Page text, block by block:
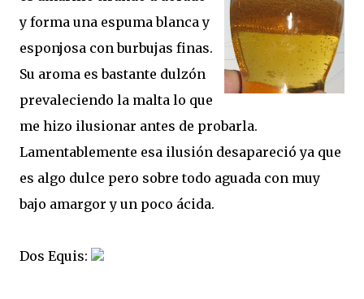
y forma una espuma blanca y
esponjosa con burbujas finas.
Su aroma es bastante dulzón
prevaleciendo la malta lo que
me hizo ilusionar antes de probarla.
Lamentablemente esa ilusión desapareció ya que
es algo dulce pero sobre todo aguada con muy
bajo amargor y un poco ácida.
Dos Equis: